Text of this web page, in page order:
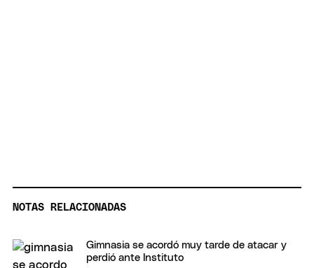
NOTAS RELACIONADAS
Gimnasia se acordó muy tarde de atacar y
perdió ante Instituto